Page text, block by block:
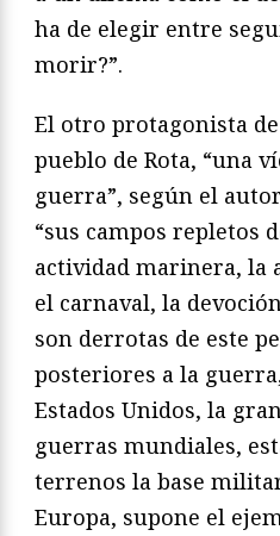
ha de elegir entre
morir?”.
El otro protagonista
pueblo de Rota, “una
guerra”, según el
“sus campos repletos
actividad marinera, la
el carnaval, la
son derrotas de este
posteriores a la
Estados Unidos, la
guerras mundiales,
terrenos la base
Europa, supone el